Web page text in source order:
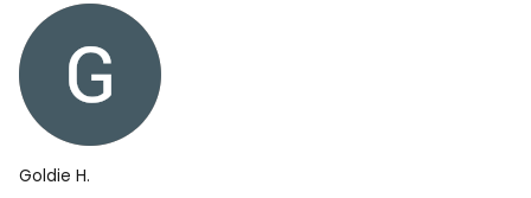
Goldie H.